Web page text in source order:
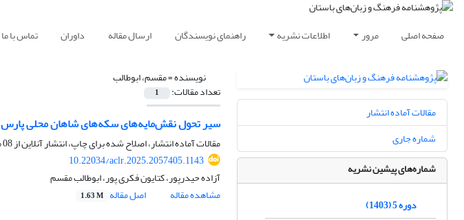
صفحه اصلی مرور اطلاعات نشریه راهنمای نویسندگان ارسال مقاله داوران تماس با ما
نویسنده =مقسم، ابوطالب
تعداد مقالات: 1
سیر تحول نقش‌مایه‌های سکه‌های شاهان محلی پارس
مقالات آماده انتشار، اصلاح شده برای چاپ، انتشار آنلاین از08 مرداد 1404
10.22034/aclr.2025.2057405.1143
آزاده حیدرپور، کتایون فکری پور، ابوطالب مقسم
مشاهده مقاله
اصل مقاله 1.63 M
مقالات آماده انتشار
شماره جاری
شماره‌های پیشین نشریه
دوره 5 (1403)